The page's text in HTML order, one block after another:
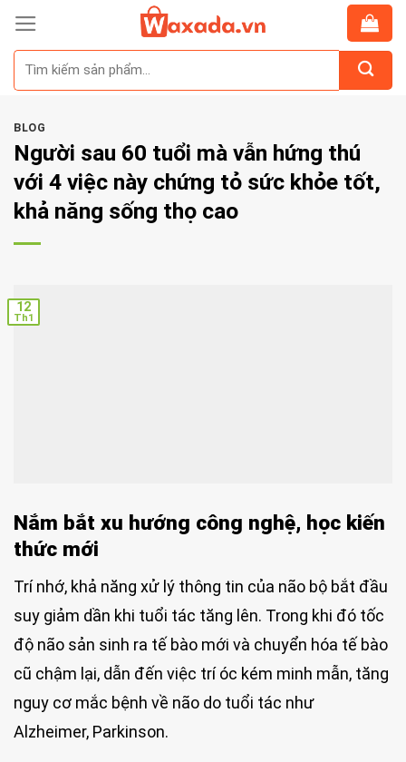
Skip
content
BLOG
Người sau 60 tuổi mà vẫn hứng thú
với 4 việc này chứng tỏ sức khỏe tốt,
khả năng sống thọ cao
12
Th1
Nắm bắt xu hướng công nghệ, học kiến
thức mới
Trí nhớ, khả năng xử lý thông tin của não bộ bắt đầu
suy giảm dần khi tuổi tác tăng lên. Trong khi đó tốc
độ não sản sinh ra tế bào mới và chuyển hóa tế bào
cũ chậm lại, dẫn đến việc trí óc kém minh mẫn, tăng
nguy cơ mắc bệnh về não do tuổi tác như
Alzheimer, Parkinson.